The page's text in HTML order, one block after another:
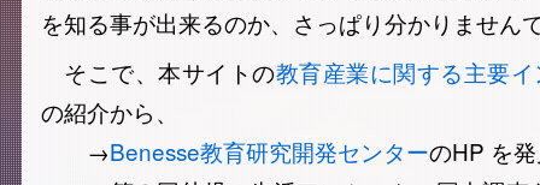
を知る事が出来るのか、さっぱり分かりません
そこで、本サイトの教育産業に関する主要
の紹介から、
→Benesse教育研究開発センターのHP を